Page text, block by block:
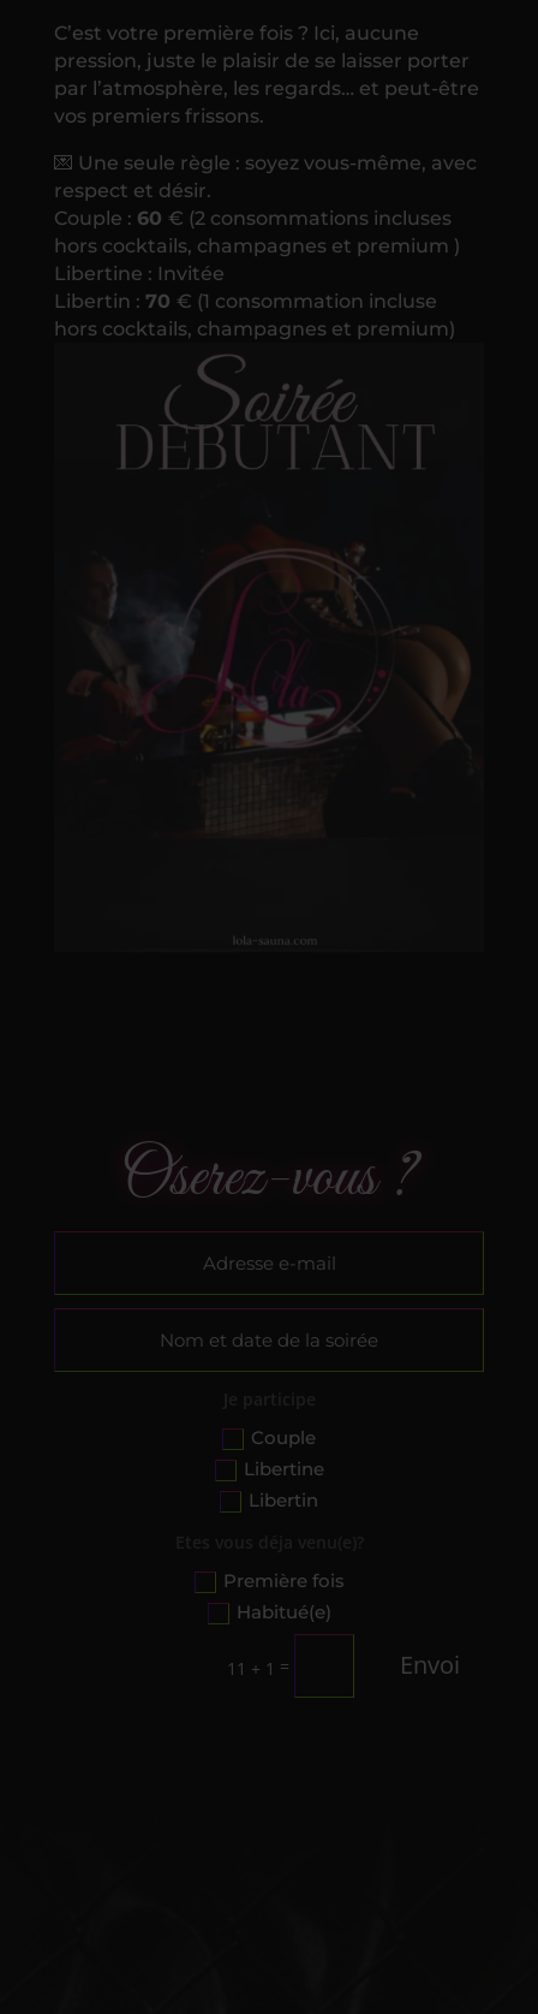
C’est votre première fois ? Ici, aucune
pression, juste le plaisir de se laisser porter
par l’atmosphère, les regards… et peut-être
vos premiers frissons.
💌 Une seule règle : soyez vous-même, avec
respect et désir.
Couple : 60 € (2 consommations incluses
hors cocktails, champagnes et premium )
Libertine : Invitée
Libertin : 70 € (1 consommation incluse
hors cocktails, champagnes et premium)
Oserez-vous ?
Couple
Libertine
Libertin
Première fois
Habitué(e)
11 + 1 = Envoi